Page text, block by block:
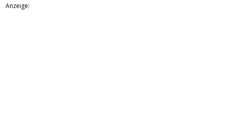
Anzeige: